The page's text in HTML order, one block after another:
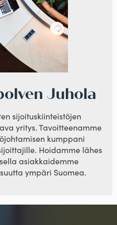
Juhola
sijoituskiinteistöjen
yritys. Tavoitteenamme
kumppani
Hoidamme lähes
asiakkaidemme
ympäri Suomea.